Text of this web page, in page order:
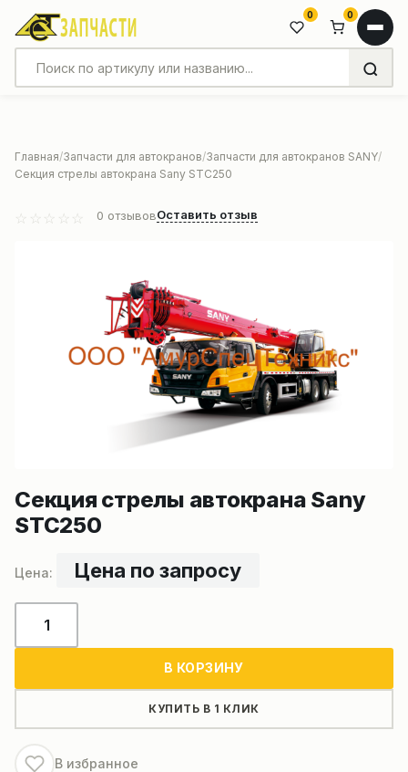
0 0
Главная Запчасти для автокранов Запчасти для автокранов SANY
Секция стрелы автокрана Sany STC250
0 отзывовОставить отзыв
Секция стрелы автокрана Sany
STC250
Цена по запросу
товара
Sany
STC250
В КОРЗИНУ
КУПИТЬ В 1 КЛИК
В избранное